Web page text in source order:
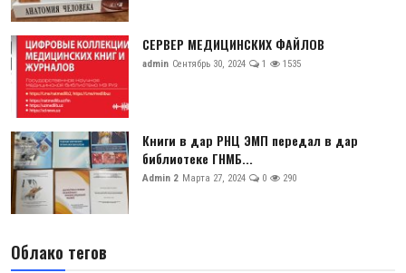
СЕРВЕР МЕДИЦИНСКИХ ФАЙЛОВ
admin Сентябрь 30, 2024 1 1535
Книги в дар РНЦ ЭМП передал в дар
библиотеке ГНМБ...
Admin 2 Марта 27, 2024 0 290
Облако тегов